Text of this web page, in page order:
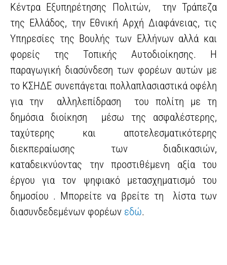
Κέντρα Εξυπηρέτησης Πολιτών, την Τράπεζα
της Ελλάδος, την Εθνική Αρχή Διαφάνειας, τις
Υπηρεσίες της Βουλής των Ελλήνων αλλά και
φορείς της Τοπικής Αυτοδιοίκησης. Η
παραγωγική διασύνδεση των φορέων αυτών με
το ΚΣΗΔΕ συνεπάγεται πολλαπλασιαστικά οφέλη
για την αλληλεπίδραση του πολίτη με τη
δημόσια διοίκηση μέσω της ασφαλέστερης,
ταχύτερης και αποτελεσματικότερης
διεκπεραίωσης των διαδικασιών,
καταδεικνύοντας την προστιθέμενη αξία του
έργου για τον ψηφιακό μετασχηματισμό του
δημοσίου . Μπορείτε να βρείτε τη λίστα των
διασυνδεδεμένων φορέων εδώ.